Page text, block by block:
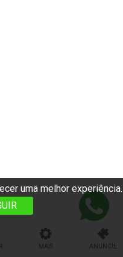
uma melhor experiência.
MAIS ANUNCIE